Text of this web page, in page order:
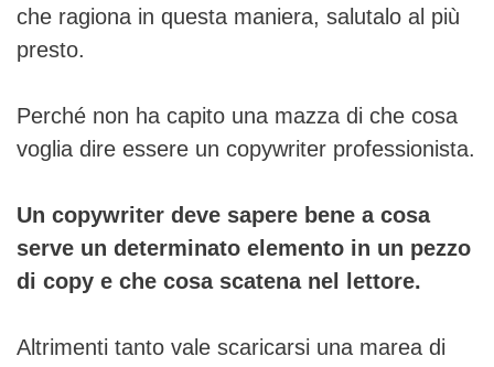
che ragiona in questa maniera, salutalo al più
presto.
Perché non ha capito una mazza di che cosa
voglia dire essere un copywriter professionista.
Un copywriter deve sapere bene a cosa
serve un determinato elemento in un pezzo
di copy e che cosa scatena nel lettore.
Altrimenti tanto vale scaricarsi una marea di